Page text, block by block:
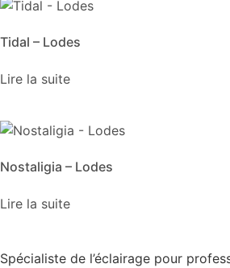
Tidal – Lodes
Lire la suite
Nostaligia – Lodes
Lire la suite
Spécialiste de l’éclairage pour